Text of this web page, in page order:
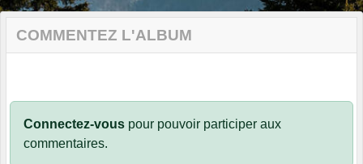
COMMENTEZ L'ALBUM
Connectez-vous pour pouvoir participer aux
commentaires.